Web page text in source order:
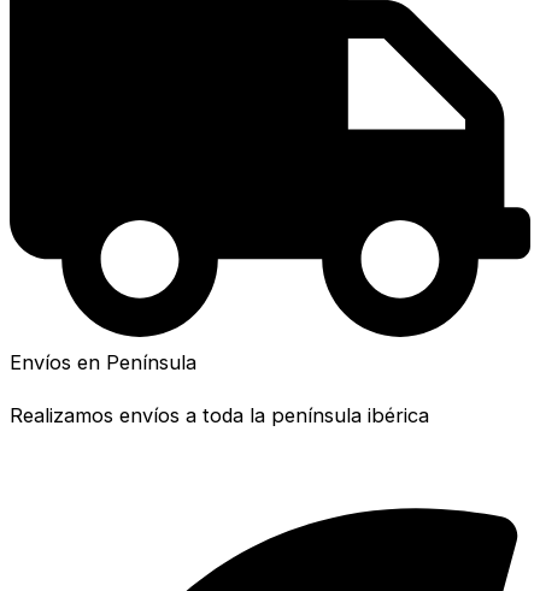
Envíos en Península
Realizamos envíos a toda la península ibérica